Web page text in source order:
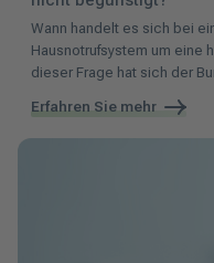
Wann handelt es sich bei
Hausnotrufsystem um eine
dieser Frage hat sich der
Erfahren Sie mehr